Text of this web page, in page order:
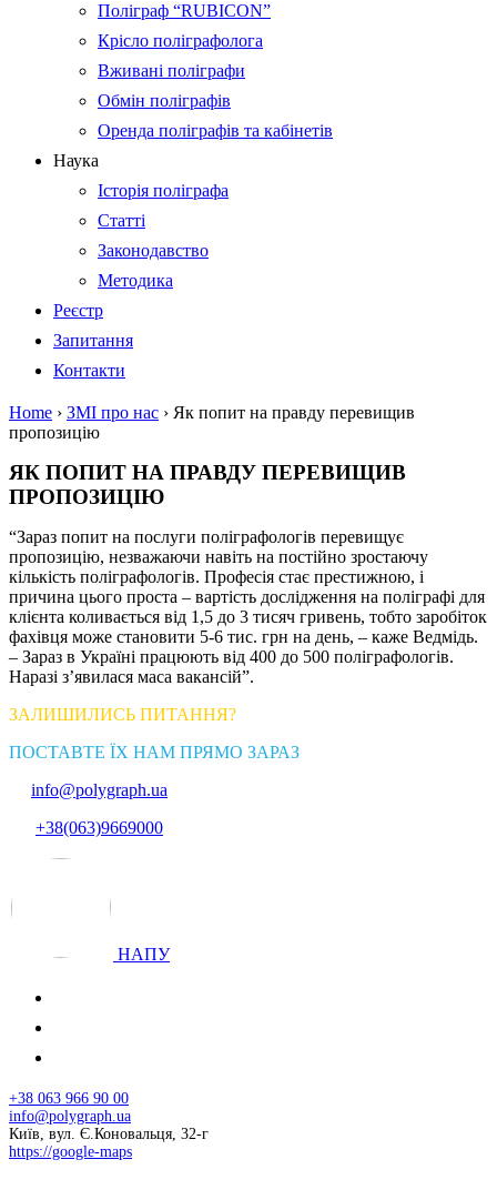
Поліграф “RUBICON”
Крісло поліграфолога
Вживані поліграфи
Обмін поліграфів
Оренда поліграфів та кабінетів
Наука
Історія поліграфа
Статті
Законодавство
Методика
Реєстр
Запитання
Контакти
Home › ЗМІ про нас › Як попит на правду перевищив
пропозицію
ЯК ПОПИТ НА ПРАВДУ ПЕРЕВИЩИВ
ПРОПОЗИЦІЮ
“Зараз попит на послуги поліграфологів перевищує
пропозицію, незважаючи навіть на постійно зростаючу
кількість поліграфологів. Професія стає престижною, і
причина цього проста – вартість дослідження на поліграфі для
клієнта коливається від 1,5 до 3 тисяч гривень, тобто заробіток
фахівця може становити 5-6 тис. грн на день, – каже Ведмідь.
– Зараз в Україні працюють від 400 до 500 поліграфологів.
Наразі з’явилася маса вакансій”.
ЗАЛИШИЛИСЬ ПИТАННЯ?
ПОСТАВТЕ ЇХ НАМ ПРЯМО ЗАРАЗ
info@polygraph.ua
+38(063)9669000
НАПУ
+38 063 966 90 00
info@polygraph.ua
Київ, вул. Є.Коновальця, 32-г
https://google-maps